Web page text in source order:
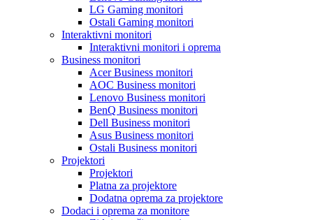
LG Gaming monitori
Ostali Gaming monitori
Interaktivni monitori
Interaktivni monitori i oprema
Business monitori
Acer Business monitori
AOC Business monitori
Lenovo Business monitori
BenQ Business monitori
Dell Business monitori
Asus Business monitori
Ostali Business monitori
Projektori
Projektori
Platna za projektore
Dodatna oprema za projektore
Dodaci i oprema za monitore